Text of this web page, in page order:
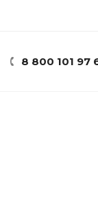
8 800 101 97